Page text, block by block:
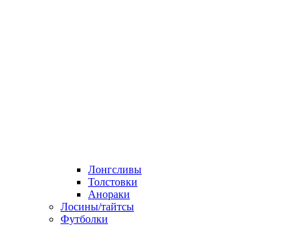
Лонгсливы
Толстовки
Анораки
Лосины/тайтсы
Футболки